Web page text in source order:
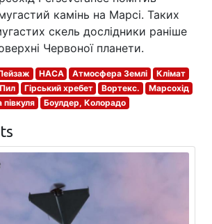
камінь на Марсі. Таких
скель дослідники раніше
Червоної планети.
НАСА Атмосфера Землі
Клімат
Пил Гірський хребет Вортекс.
Марсохід
півкуля Боулдер, Колорадо